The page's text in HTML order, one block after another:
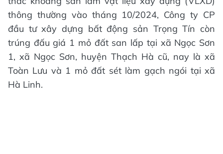
thông thường vào tháng 10/2024, Công ty CP
đầu tư xây dựng bất động sản Trọng Tín còn
trúng đấu giá 1 mỏ đất san lấp tại xã Ngọc Sơn
1, xã Ngọc Sơn, huyện Thạch Hà cũ, nay là xã
Toàn Lưu và 1 mỏ đất sét làm gạch ngói tại xã
Hà Linh.